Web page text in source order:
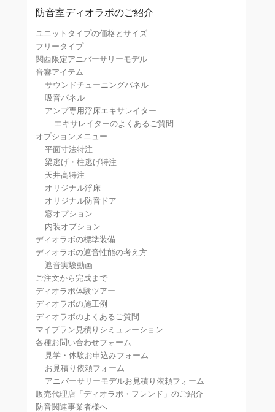
防音室ディオラボのご紹介
ユニットタイプの価格とサイズ
フリータイプ
関西限定アニバーサリーモデル
音響アイテム
サウンドチューニングパネル
吸音パネル
アンプ専用浮床エキサレイター
エキサレイターのよくあるご質問
オプションメニュー
平面寸法特注
梁逃げ・柱逃げ特注
天井高特注
オリジナル浮床
オリジナル防音ドア
窓オプション
内装オプション
ディオラボの標準装備
ディオラボの遮音性能の考え方
遮音実験動画
ご注文から完成まで
ディオラボ体験ツアー
ディオラボの施工例
ディオラボのよくあるご質問
マイプラン見積りシミュレーション
各種お問い合わせフォーム
見学・体験お申込みフォーム
お見積り依頼フォーム
アニバーサリーモデルお見積り依頼フォーム
販売代理店「ディオラボ・フレンド」のご紹介
防音関連事業者様へ